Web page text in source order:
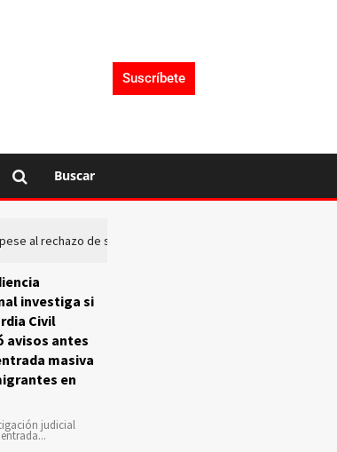
Suscríbete
Buscar
al rechazo de sus comunidades
investiga si
Civil
avisos antes
masiva
en
judicial